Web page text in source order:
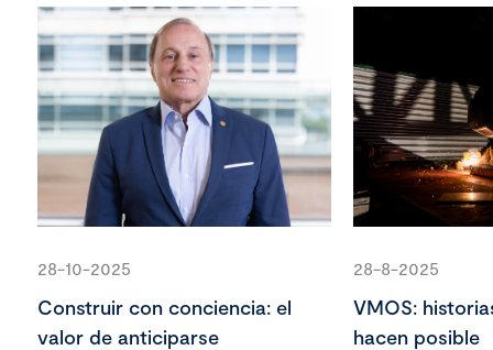
28-10-2025
Construir con conciencia: el
valor de anticiparse
28-8-2025
VMOS:
hacen posible